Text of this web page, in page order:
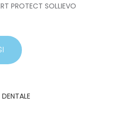
PROTECT SOLLIEVO